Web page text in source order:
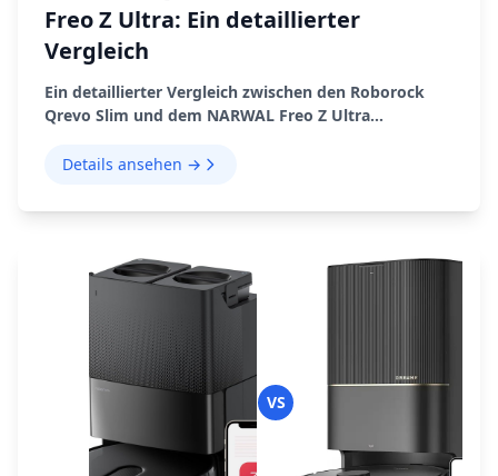
Freo Z Ultra: Ein detaillierter
Vergleich
Ein detaillierter Vergleich zwischen den Roborock
Qrevo Slim und dem NARWAL Freo Z Ultra
Nachteile hervorhebt.
Details ansehen →
VS